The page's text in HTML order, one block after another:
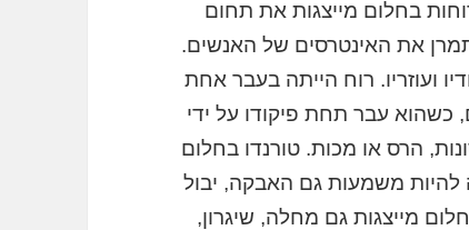
בחלום מייצגות את תחום
את האינטרסים של האנשים.
ועוזריו. רוח הייתה בעבר אחת
כשהוא עבר תחת פיקודו על ידי
הרס או מכות. טורנדו בחלום
להיות משמעות גם האבקה, יבול
מייצגות גם מחלה, שיגרון,